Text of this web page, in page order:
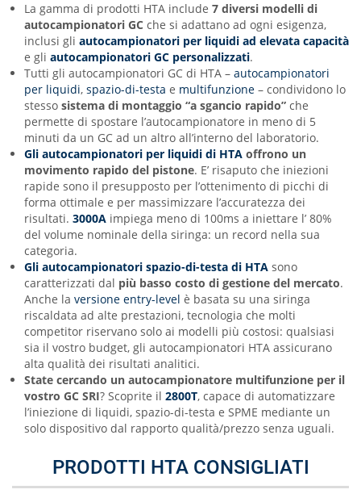
PRODOTTI HTA CONSIGLIATI
La gamma di prodotti HTA include 7 diversi modelli di
autocampionatori GC che si adattano ad ogni esigenza,
inclusi gli autocampionatori per liquidi ad elevata capacità
e gli autocampionatori GC personalizzati.
Tutti gli autocampionatori GC di HTA – autocampionatori
per liquidi, spazio-di-testa e multifunzione – condividono lo
stesso sistema di montaggio “a sgancio rapido” che
permette di spostare l’autocampionatore in meno di 5
minuti da un GC ad un altro all’interno del laboratorio.
Gli autocampionatori per liquidi di HTA offrono un
movimento rapido del pistone. E’ risaputo che iniezioni
rapide sono il presupposto per l’ottenimento di picchi di
forma ottimale e per massimizzare l’accuratezza dei
risultati. 3000A impiega meno di 100ms a iniettare l’ 80%
del volume nominale della siringa: un record nella sua
categoria.
Gli autocampionatori spazio-di-testa di HTA sono
caratterizzati dal più basso costo di gestione del mercato.
Anche la versione entry-level è basata su una siringa
riscaldata ad alte prestazioni, tecnologia che molti
competitor riservano solo ai modelli più costosi: qualsiasi
sia il vostro budget, gli autocampionatori HTA assicurano
alta qualità dei risultati analitici.
State cercando un autocampionatore multifunzione per il
vostro GC SRI? Scoprite il 2800T, capace di automatizzare
l’iniezione di liquidi, spazio-di-testa e SPME mediante un
solo dispositivo dal rapporto qualità/prezzo senza uguali.